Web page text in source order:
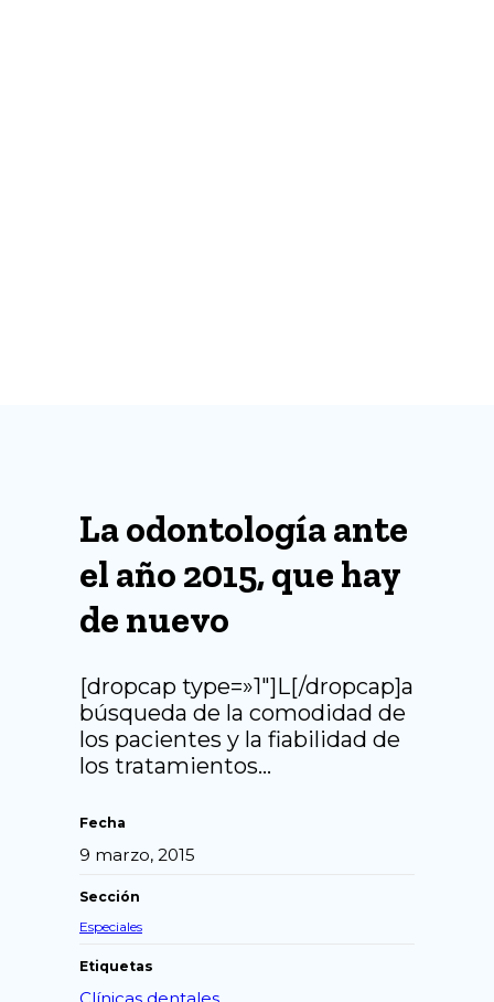
La odontología ante
el año 2015, que hay
de nuevo
[dropcap type=»1″]L[/dropcap]a
búsqueda de la comodidad de
los pacientes y la fiabilidad de
los tratamientos…
Fecha
9 marzo, 2015
Sección
Especiales
Etiquetas